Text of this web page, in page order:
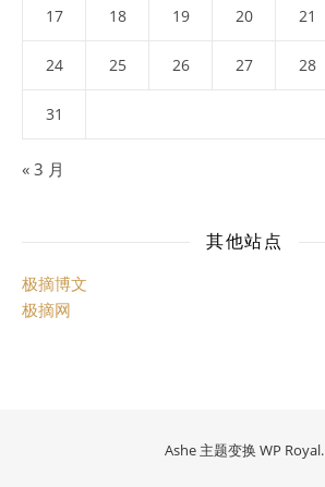
17 18 19 20 21
24 25 26 27 28
31
« 3 月
其他站点
极摘博文
极摘网
Ashe 主题变换 WP Royal.